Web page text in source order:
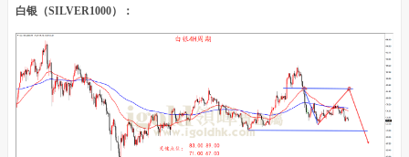
白银（SILVER1000）：